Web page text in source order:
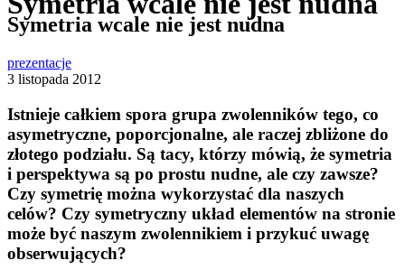
Symetria wcale nie jest nudna
prezentacje
3 listopada 2012
Istnieje całkiem spora grupa zwolenników tego, co
asymetryczne, poporcjonalne, ale raczej zbliżone do
złotego podziału. Są tacy, którzy mówią, że symetria
i perspektywa są po prostu nudne, ale czy zawsze?
Czy symetrię można wykorzystać dla naszych
celów? Czy symetryczny układ elementów na stronie
może być naszym zwolennikiem i przykuć uwagę
obserwujących?